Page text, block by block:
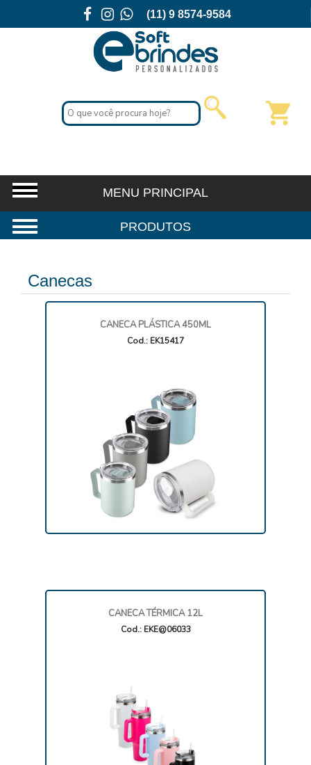
(11) 9 8574-9584
Canecas
CANECA PLÁSTICA 450ML
Cod.: EK15417
CANECA TÉRMICA 12L
Cod.: EKE@06033